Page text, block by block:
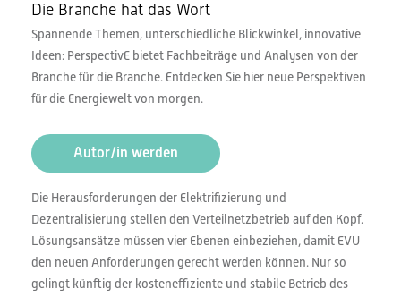
Die Branche hat das Wort
Spannende Themen, unterschiedliche Blickwinkel, innovative
Ideen: PerspectivE bietet Fachbeiträge und Analysen von der
Branche für die Branche. Entdecken Sie hier neue Perspektiven
für die Energiewelt von morgen.
Autor/in werden
Die Herausforderungen der Elektrifizierung und
Dezentralisierung stellen den Verteilnetzbetrieb auf den Kopf.
Lösungsansätze müssen vier Ebenen einbeziehen, damit EVU
den neuen Anforderungen gerecht werden können. Nur so
gelingt künftig der kosteneffiziente und stabile Betrieb des